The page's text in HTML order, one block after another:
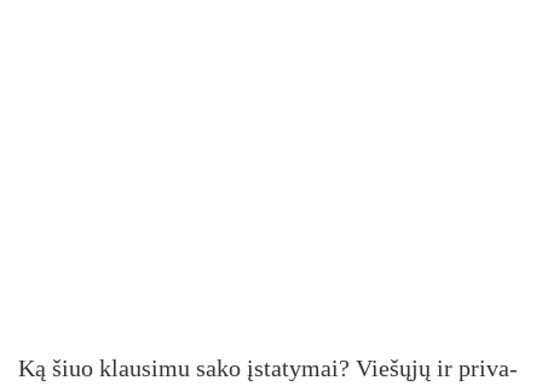
Ką šiuo klau­si­mu sa­ko įsta­ty­mai? Vie­šų­jų ir pri­va­